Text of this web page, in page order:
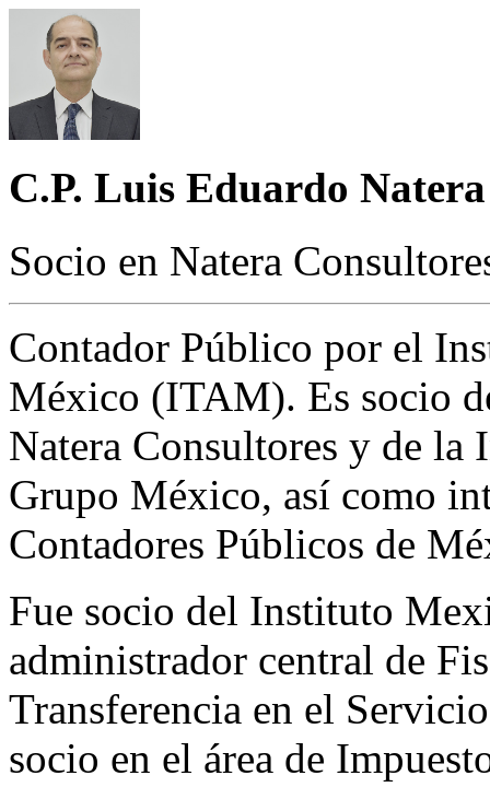
C.P. Luis Eduardo
Socio en Natera
Contador Público por el
México (ITAM). Es socio
Natera Consultores y de
Grupo México, así como
Contadores Públicos de
Fue socio del Instituto
administrador central de
Transferencia en el
socio en el área de